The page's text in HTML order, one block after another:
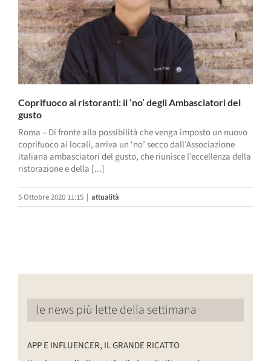
Coprifuoco ai ristoranti: il ‘no’ degli Ambasciatori del
gusto
Roma – Di fronte alla possibilità che venga imposto un nuovo
coprifuoco ai locali, arriva un ‘no’ secco dall’Associazione
italiana ambasciatori del gusto, che riunisce l’eccellenza della
ristorazione e della [...]
5 Ottobre 2020 11:15 | attualità
le news più lette della settimana
APP E INFLUENCER, IL GRANDE RICATTO